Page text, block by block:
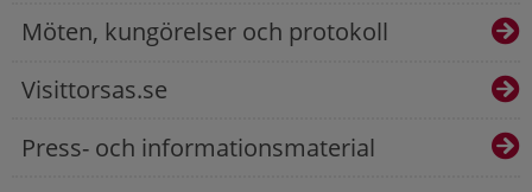
Möten, kungörelser och protokoll
Visittorsas.se
Press- och informationsmaterial